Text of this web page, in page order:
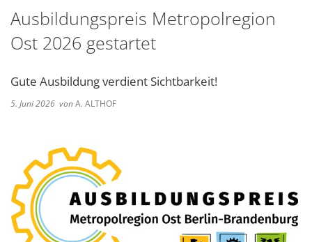
Ausbildungspreis Metropolregion
Ost 2026 gestartet
Gute Ausbildung verdient Sichtbarkeit!
5. Juni 2026 vonA. ALTHOF